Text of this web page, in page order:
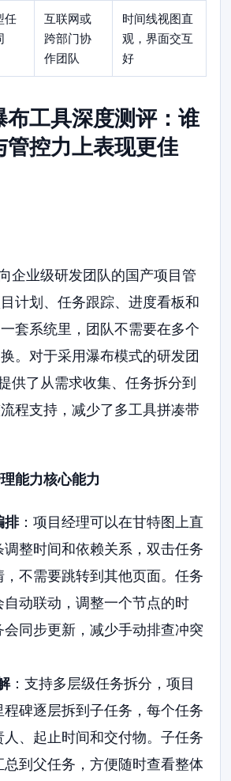
任
互联网或
跨部门协
作团队
时间线视图直
观，界面交互
好
布工具深度测评：谁
管控力上表现更佳
企业级研发团队的国产项目管
计划、任务跟踪、进度看板和
套系统里，团队不需要在多个
。对于采用瀑布模式的研发团
供了从需求收集、任务拆分到
程支持，减少了多工具拼凑带
能力核心能力
排：项目经理可以在甘特图上直
整时间和依赖关系，双击任务
，不需要跳转到其他页面。任务
自动联动，调整一个节点的时
会同步更新，减少手动排查冲突
：支持多层级任务拆分，项目
碑逐层拆到子任务，每个任务
、起止时间和交付物。子任务
总到父任务，方便随时查看整体